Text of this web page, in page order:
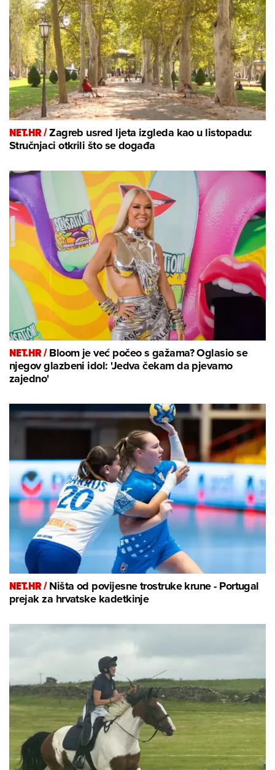
NET.HR /Zagreb usred ljeta izgleda kao u listopadu:
Stručnjaci otkrili što se događa
NET.HR /Bloom je već počeo s gažama? Oglasio se
njegov glazbeni idol: 'Jedva čekam da pjevamo
zajedno'
NET.HR /Ništa od povijesne trostruke krune - Portugal
prejak za hrvatske kadetkinje